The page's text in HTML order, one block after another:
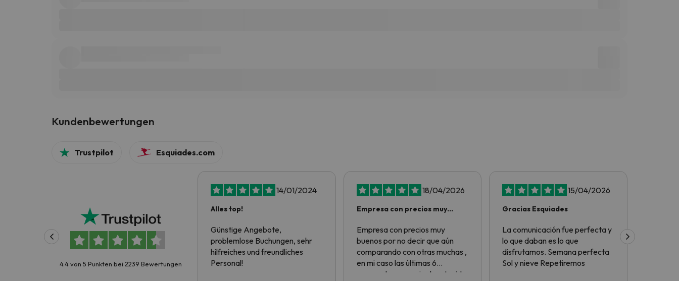
Kundenbewertungen
Trustpilot Esquiades.com
4.4 von 5 Punkten bei 2239 Bewertungen
14/01/2024
Alles top!
Günstige Angebote,
problemlose Buchungen, sehr
hilfreiches und freundliches
Personal!
18/04/2026
Empresa con precios muy
Empresa con precios muy
buenos por no decir que aún
comparando con otras muchas ,
en mi caso las últimas 6
escapadas a esquiar han tenido
15/04/2026
Gracias Esquiades
La comunicación fue perfecta y
lo que daban es lo que
disfrutamos. Semana perfecta
Sol y nieve Repetiremos